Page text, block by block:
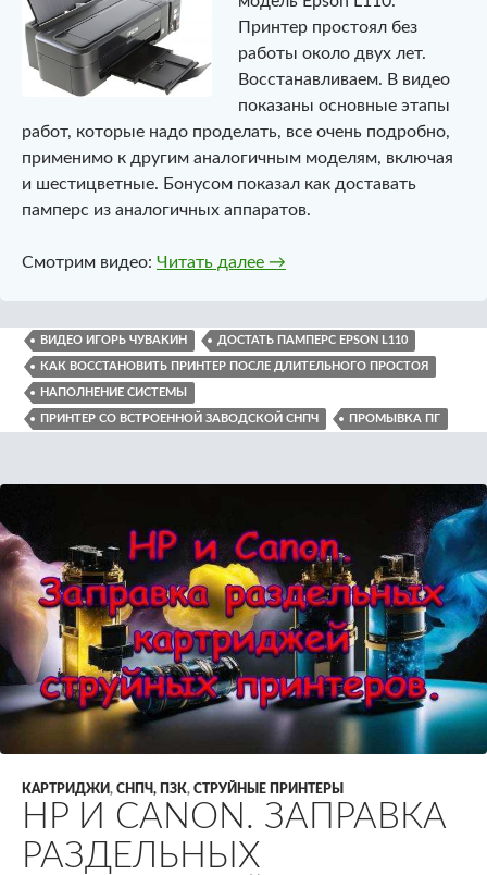
Принтер простоял без
работы около двух лет.
Восстанавливаем. В видео
показаны основные этапы
работ, которые надо проделать, все очень подробно,
применимо к другим аналогичным моделям, включая
и шестицветные. Бонусом показал как доставать
памперс из аналогичных аппаратов.
Смотрим видео: Читать далее Восстановление
→
ВИДЕО ИГОРЬ ЧУВАКИН ДОСТАТЬ ПАМПЕРС EPSON L110
КАК ВОССТАНОВИТЬ ПРИНТЕР ПОСЛЕ ДЛИТЕЛЬНОГО ПРОСТОЯ
НАПОЛНЕНИЕ СИСТЕМЫ
ПРИНТЕР СО ВСТРОЕННОЙ ЗАВОДСКОЙ СНПЧ ПРОМЫВКА ПГ
КАРТРИДЖИ, СНПЧ, ПЗК, СТРУЙНЫЕ ПРИНТЕРЫ
HP И CANON. ЗАПРАВКА
РАЗДЕЛЬНЫХ